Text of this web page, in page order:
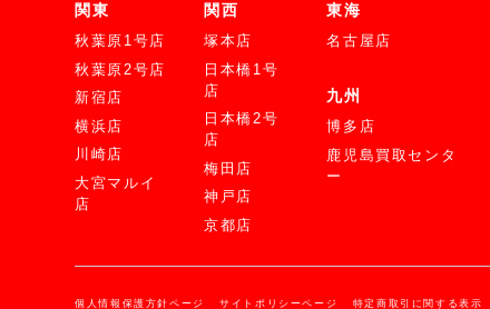
関東
秋葉原1号店
秋葉原2号店
新宿店
横浜店
川崎店
大宮マルイ
店
関西
塚本店
日本橋1号
店
日本橋2号
店
梅田店
神戸店
京都店
東海
名古屋店
九州
博多店
鹿児島買取センタ
ー
個人情報保護方針ページ サイトポリシーページ 特定商取引に関する表示